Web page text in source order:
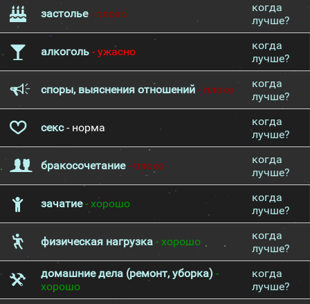
застолье- плохо
когда
лучше?
алкоголь - ужасно
когда
лучше?
споры, выяснения отношений - плохо
когда
лучше?
секс- норма
когда
лучше?
бракосочетание- плохо
когда
лучше?
зачатие- хорошо
когда
лучше?
физическая нагрузка - хорошо
когда
лучше?
домашние дела (ремонт, уборка) -
хорошо
когда
лучше?